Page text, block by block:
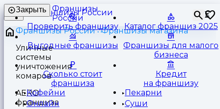
Франшизы
России
⏳
Закрыть
Проверить франшизу Каталог франшиз 2025
Выгодные франшизы
Франшизы для малого
бизнеса
Сколько стоит
франшиза
Кредит
на франшизу
Кофейни
Пекарни
Онлайн
Суши
Франшизы России
Франшизы магазина
Уличные
системы
уничтожения
комаров
AERO
франшиза